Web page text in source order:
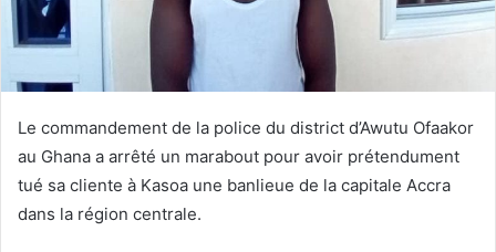
Le commandement de la police du district d’Awutu Ofaakor
au Ghana a arrêté un marabout pour avoir prétendument
tué sa cliente à Kasoa une banlieue de la capitale Accra
dans la région centrale.